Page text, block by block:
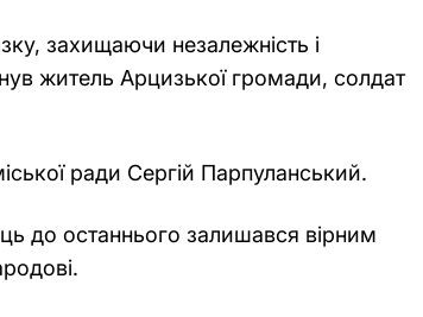
захищаючи незалежність і
житель Арцизької громади, солдат
ради Сергій Парпуланський.
до останнього залишався вірним